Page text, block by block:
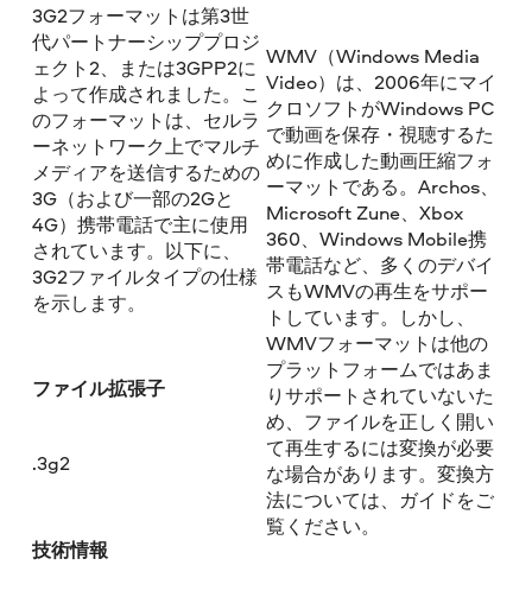
3G2フォーマットは第3世
代パートナーシッププロジ
ェクト2、または3GPP2に
よって作成されました。こ
のフォーマットは、セルラ
ーネットワーク上でマルチ
メディアを送信するための
3G（および一部の2Gと
4G）携帯電話で主に使用
されています。以下に、
3G2ファイルタイプの仕様
を示します。
ファイル拡張子
.3g2
技術情報
WMV（Windows Media
Video）は、2006年にマイ
クロソフトがWindows PC
で動画を保存・視聴するた
めに作成した動画圧縮フォ
ーマットである。Archos、
Microsoft Zune、Xbox
360、Windows Mobile携
帯電話など、多くのデバイ
スもWMVの再生をサポー
トしています。しかし、
WMVフォーマットは他の
プラットフォームではあま
りサポートされていないた
め、ファイルを正しく開い
て再生するには変換が必要
な場合があります。変換方
法については、ガイドをご
覧ください。